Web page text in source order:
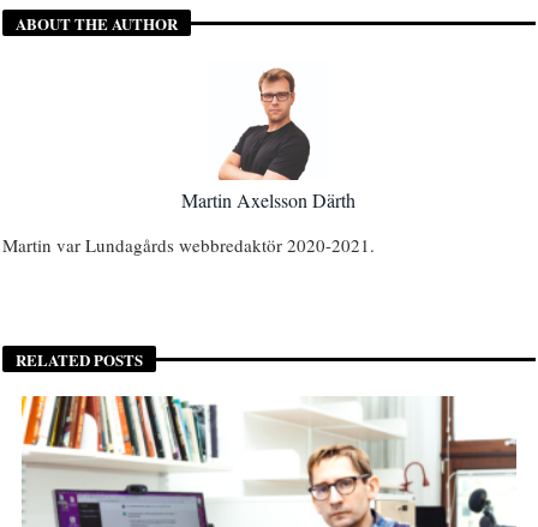
ABOUT THE AUTHOR
Martin Axelsson Därth
Martin var Lundagårds webbredaktör 2020-2021.
RELATED POSTS